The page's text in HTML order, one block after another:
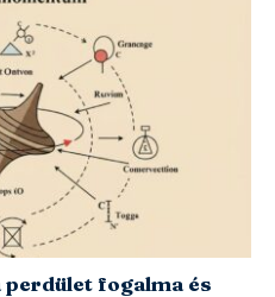
fogalma és